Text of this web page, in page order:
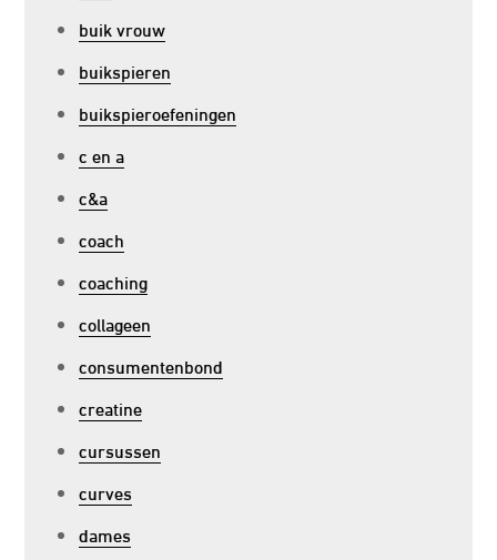
buik vrouw
buikspieren
buikspieroefeningen
c en a
c&a
coach
coaching
collageen
consumentenbond
creatine
cursussen
curves
dames